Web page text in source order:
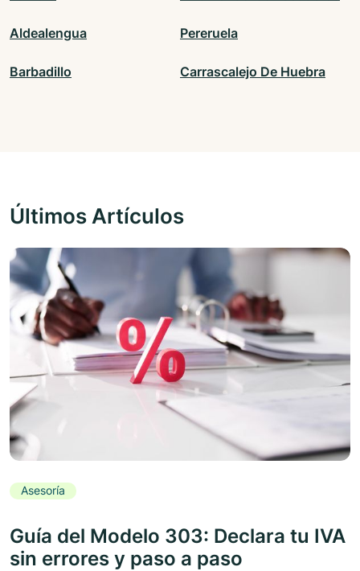
Aldealengua Pereruela
Barbadillo Carrascalejo De Huebra
Últimos Artículos
Asesoría
Guía del Modelo 303: Declara tu IVA
sin errores y paso a paso